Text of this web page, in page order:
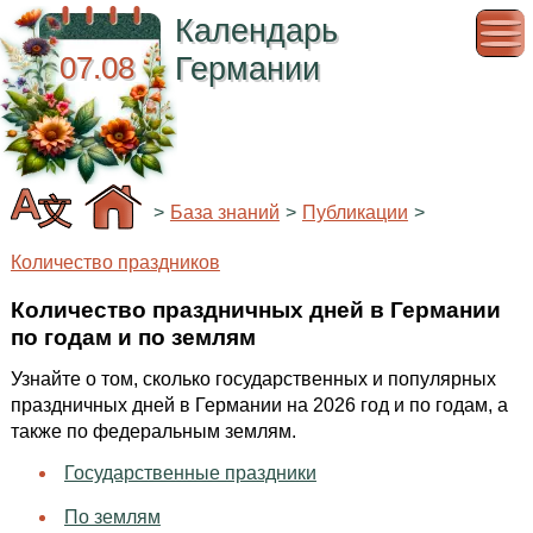
Календарь
Германии
07.08
> База знаний > Публикации >
Количество праздников
Количество праздничных дней в Германии
по годам и по землям
Узнайте о том, сколько государственных и популярных
праздничных дней в Германии на 2026 год и по годам, а
также по федеральным землям.
Государственные праздники
По землям